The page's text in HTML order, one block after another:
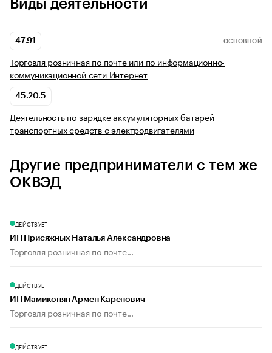
Виды деятельности
47.91 ОСНОВНОЙ
Торговля розничная по почте или по информационно-
коммуникационной сети Интернет
45.20.5
Деятельность по зарядке аккумуляторных батарей
транспортных средств с электродвигателями
Другие предприниматели с тем же
ОКВЭД
ДЕЙСТВУЕТ
ИП Присяжных Наталья Александровна
Торговля розничная по почте...
ДЕЙСТВУЕТ
ИП Мамиконян Армен Каренович
Торговля розничная по почте...
ДЕЙСТВУЕТ